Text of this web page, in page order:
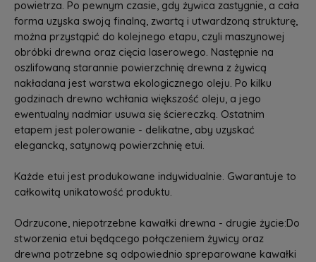
powietrza. Po pewnym czasie, gdy żywica zastygnie, a cała
forma uzyska swoją finalną, zwartą i utwardzoną strukturę,
można przystąpić do kolejnego etapu, czyli maszynowej
obróbki drewna oraz cięcia laserowego. Następnie na
oszlifowaną starannie powierzchnię drewna z żywicą
nakładana jest warstwa ekologicznego oleju. Po kilku
godzinach drewno wchłania większość oleju, a jego
ewentualny nadmiar usuwa się ściereczką. Ostatnim
etapem jest polerowanie - delikatne, aby uzyskać
elegancką, satynową powierzchnię etui.
Każde etui jest produkowane indywidualnie. Gwarantuje to
całkowitą unikatowość produktu.
Odrzucone, niepotrzebne kawałki drewna - drugie życie:Do
stworzenia etui będącego połączeniem żywicy oraz
drewna potrzebne są odpowiednio spreparowane kawałki